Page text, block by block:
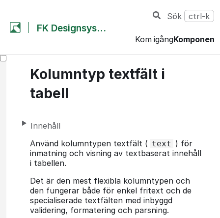
FK Designsystem
Kom igång
Sök ctrl-k
Kolumntyp textfält i
tabell
Innehåll
Använd kolumntypen textfält ( text ) för
inmatning och visning av textbaserat innehåll
i tabellen.
Det är den mest flexibla kolumntypen och
den fungerar både för enkel fritext och de
specialiserade textfälten med inbyggd
validering, formatering och parsning.